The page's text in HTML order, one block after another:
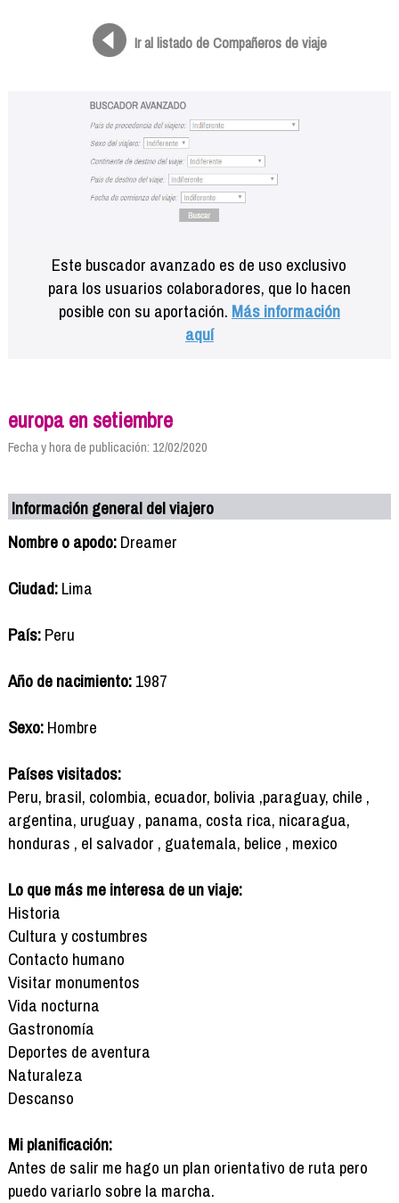
Ir al listado de Compañeros de viaje
Este buscador avanzado es de uso exclusivo
para los usuarios colaboradores, que lo hacen
posible con su aportación. Más información
aquí
europa en setiembre
Fecha y hora de publicación: 12/02/2020
Información general del viajero
Nombre o apodo:Dreamer
Ciudad:Lima
País:Peru
Año de nacimiento:1987
Sexo:Hombre
Países visitados:
Peru, brasil, colombia, ecuador, bolivia ,paraguay, chile ,
argentina, uruguay , panama, costa rica, nicaragua,
honduras , el salvador , guatemala, belice , mexico
Lo que más me interesa de un viaje:
Historia
Cultura y costumbres
Contacto humano
Visitar monumentos
Vida nocturna
Gastronomía
Deportes de aventura
Naturaleza
Descanso
Mi planificación:
Antes de salir me hago un plan orientativo de ruta pero
puedo variarlo sobre la marcha.